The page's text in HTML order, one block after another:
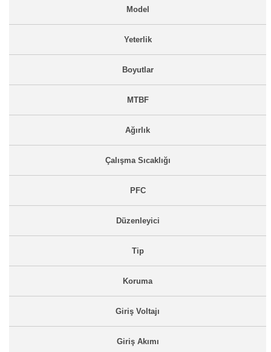
Model
Yeterlik
Boyutlar
MTBF
Ağırlık
Çalışma Sıcaklığı
PFC
Düzenleyici
Tip
Koruma
Giriş Voltajı
Giriş Akımı